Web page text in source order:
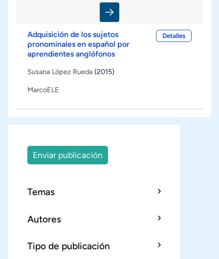
Adquisición de los sujetos
pronominales en español por
aprendientes anglófonos
Susana López Rueda (2015)
MarcoELE
Detalles
Enviar publicación
Temas
Autores
Tipo de publicación